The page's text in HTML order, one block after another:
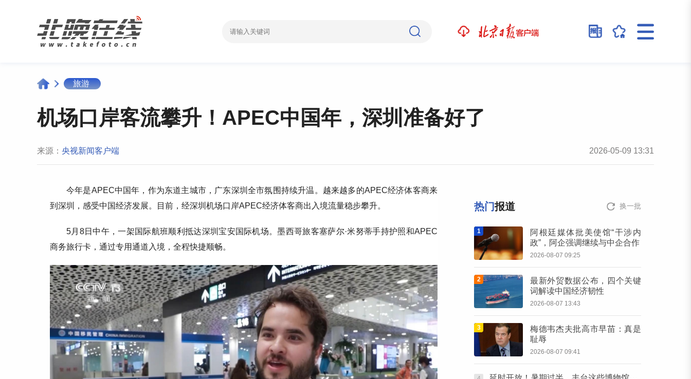
旅游
机场口岸客流攀升！APEC中国年，深圳准备好了
来源： 央视新闻客户端 2026-05-09 13:31
今年是APEC中国年，作为东道主城市，广东深圳全市氛围持续升温。越来越多的APEC经济体客商来
到深圳，感受中国经济发展。目前，经深圳机场口岸APEC经济体客商出入境流量稳步攀升。
5月8日中午，一架国际航班顺利抵达深圳宝安国际机场。墨西哥旅客塞萨尔·米努蒂手持护照和APEC
商务旅行卡，通过专用通道入境，全程快捷顺畅。
热门报道 换一批
1
阿根廷媒体批美使馆“干涉内
政”，阿企强调继续与中企合作
2026-08-07 09:25
2
最新外贸数据公布，四个关键
词解读中国经济韧性
2026-08-07 13:43
3
梅德韦杰夫批高市早苗：真是
耻辱
2026-08-07 09:41